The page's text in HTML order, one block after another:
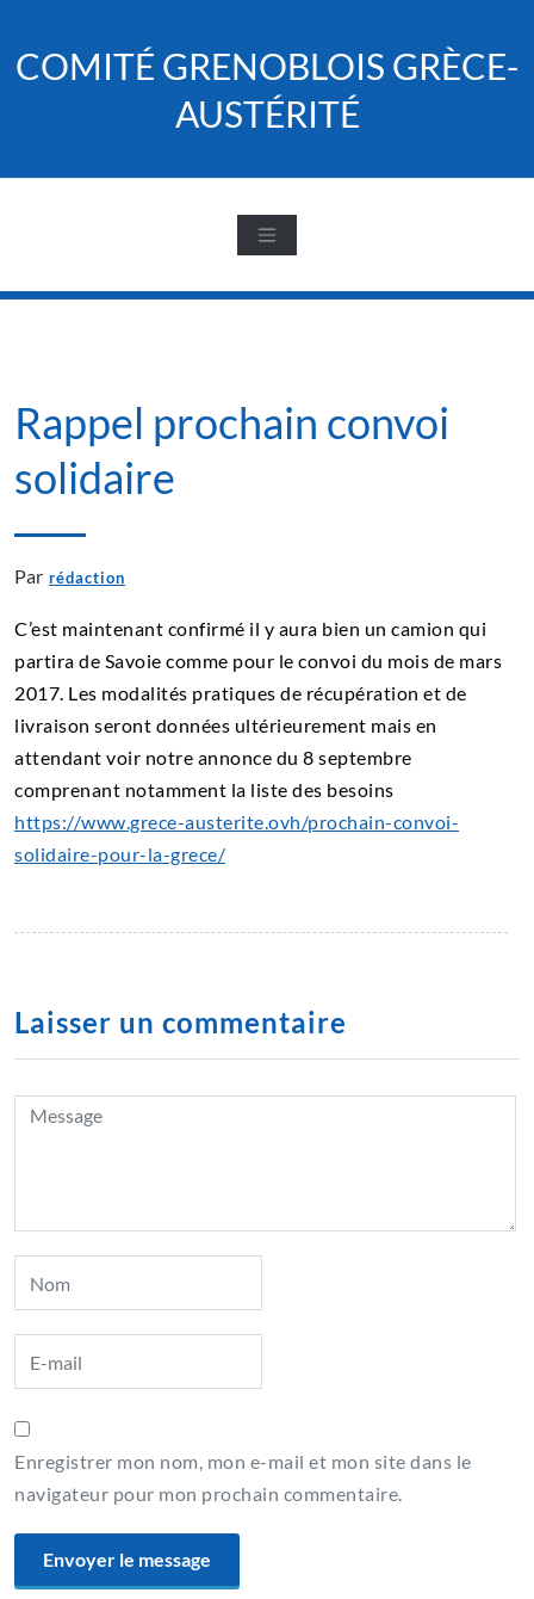
content
COMITÉ GRENOBLOIS GRÈCE-
AUSTÉRITÉ
Rappel prochain convoi
solidaire
Par rédaction
C’est maintenant confirmé il y aura bien un camion qui
partira de Savoie comme pour le convoi du mois de mars
2017. Les modalités pratiques de récupération et de
livraison seront données ultérieurement mais en
attendant voir notre annonce du 8 septembre
comprenant notamment la liste des besoins
https://www.grece-austerite.ovh/prochain-convoi-
solidaire-pour-la-grece/
Laisser un commentaire
Enregistrer mon nom, mon e-mail et mon site dans le
navigateur pour mon prochain commentaire.